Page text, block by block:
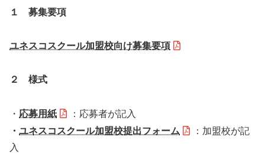
１ 募集要項
ユネスコスクール加盟校向け募集要項
２ 様式
・ 応募用紙
：応募者が記入
・ ユネスコスクール加盟校提出フォーム
：加盟校が記
入